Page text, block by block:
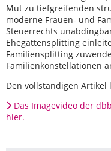
Mut zu tiefgreifenden
moderne Frauen- und
Steuerrechts
Ehegattensplitting
Familiensplitting
Familienkonstellationen
Den vollständigen Artikel
Das Imagevideo der
hier.